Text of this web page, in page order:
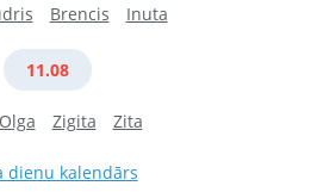
Brencis Inuta
11.08
Olga Zigita Zita
dienu kalendārs